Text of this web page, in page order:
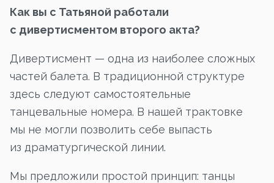
Как вы с Татьяной работали
с дивертисментом второго акта?
Дивертисмент — одна из наиболее сложных
частей балета. В традиционной структуре
здесь следуют самостоятельные
танцевальные номера. В нашей трактовке
мы не могли позволить себе выпасть
из драматургической линии.
Мы предложили простой принцип: танцы